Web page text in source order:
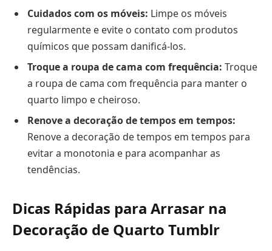
Cuidados com os móveis: Limpe os móveis
regularmente e evite o contato com produtos
químicos que possam danificá-los.
Troque a roupa de cama com frequência: Troque
a roupa de cama com frequência para manter o
quarto limpo e cheiroso.
Renove a decoração de tempos em tempos:
Renove a decoração de tempos em tempos para
evitar a monotonia e para acompanhar as
tendências.
Dicas Rápidas para Arrasar na
Decoração de Quarto Tumblr